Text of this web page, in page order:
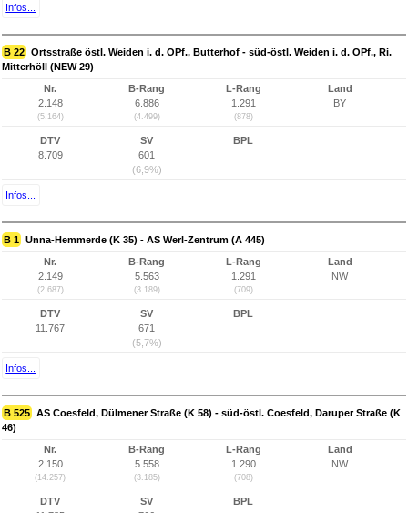
Infos...
B 22 Ortsstraße östl. Weiden i. d. OPf., Butterhof - süd-östl. Weiden i. d. OPf., Ri.
Mitterhöll (NEW 29)
Nr.
2.148
(5.164)
B-Rang
6.886
(4.499)
L-Rang
1.291
(878)
Land
BY
DTV
8.709
SV
601
(6,9%)
BPL
Infos...
B 1 Unna-Hemmerde (K 35) - AS Werl-Zentrum (A 445)
Nr.
2.149
(2.687)
B-Rang
5.563
(3.189)
L-Rang
1.291
(709)
Land
NW
DTV
11.767
SV
671
(5,7%)
BPL
Infos...
B 525 AS Coesfeld, Dülmener Straße (K 58) - süd-östl. Coesfeld, Daruper Straße (K
46)
Nr.
2.150
(14.257)
B-Rang
5.558
(3.185)
L-Rang
1.290
(708)
Land
NW
DTV
SV
BPL